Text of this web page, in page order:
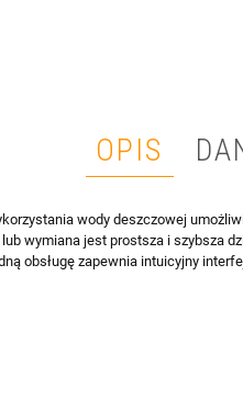
OPIS
wody deszczowej
wymiana jest prostsza i szybsza
obsługę zapewnia intuicyjny